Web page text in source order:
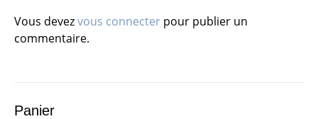
Vous devezvous connecter pour publier un
commentaire.
Panier